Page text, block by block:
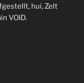
hui, Zelt
VOID.